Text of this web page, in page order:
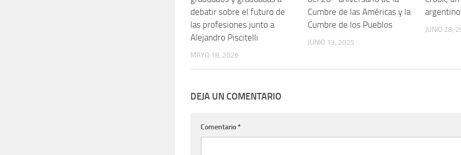
debatir sobre el futuro de
las profesiones junto a
Alejandro Piscitelli
MAYO 18, 2026
Cumbre de las Américas y la
Cumbre de los Pueblos
JUNIO 13, 2025
argentino
JUNIO 28,
DEJA UN COMENTARIO
Comentario*